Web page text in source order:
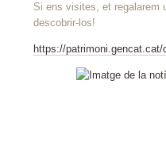
Com
Si ens visites, et regalarem
descobrir-los!
https://